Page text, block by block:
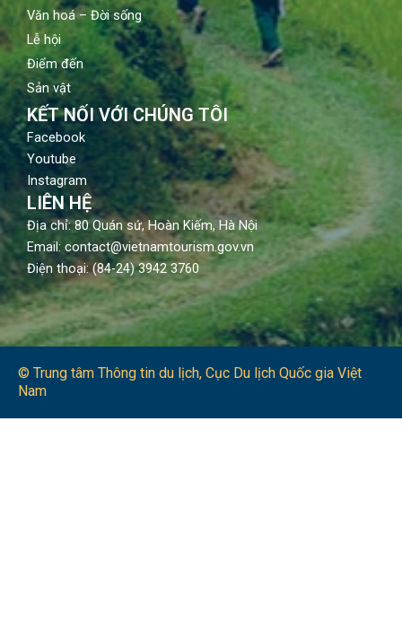
Văn hoá – Đời sống
Lễ hội
Điểm đến
Sản vật
KẾT NỐI VỚI CHÚNG TÔI
Facebook
Youtube
Instagram
LIÊN HỆ
Địa chỉ: 80 Quán sứ, Hoàn Kiếm, Hà Nội
Email: contact@vietnamtourism.gov.vn
Điện thoại: (84-24) 3942 3760
© Trung tâm Thông tin du lịch​, Cục Du lịch Quốc gia Việt
Nam